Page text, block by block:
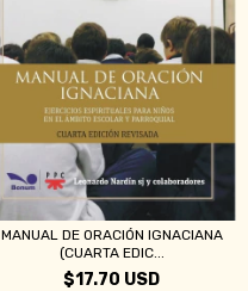
MANUAL DE ORACIÓN IGNACIANA
(CUARTA EDIC...
$17.70 USD